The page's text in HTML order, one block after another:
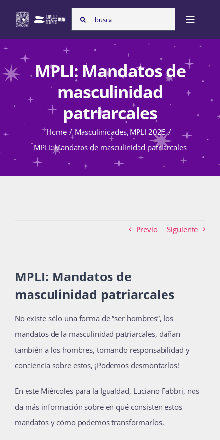
content
Search
for:
Toggle
Nosotras
Programas
Atención de la violencia de género
La Boletina
Blog
Súmate
MPLI: Mandatos de
masculinidad
patriarcales
Home Masculinidades MPLI 2025
MPLI: Mandatos de masculinidad patriarcales
Previo Siguiente
MPLI: Mandatos de
masculinidad patriarcales
No existe sólo una forma de “ser hombres”, los
mandatos de la masculinidad patriarcales, dañan
también a los hombres, tomando responsabilidad y
conciencia sobre estos, ¡Podemos desmontarlos!
En este Miércoles para la Igualdad, Luciano Fabbri, nos
da más información sobre en qué consisten estos
mandatos y cómo podemos transformarlos.